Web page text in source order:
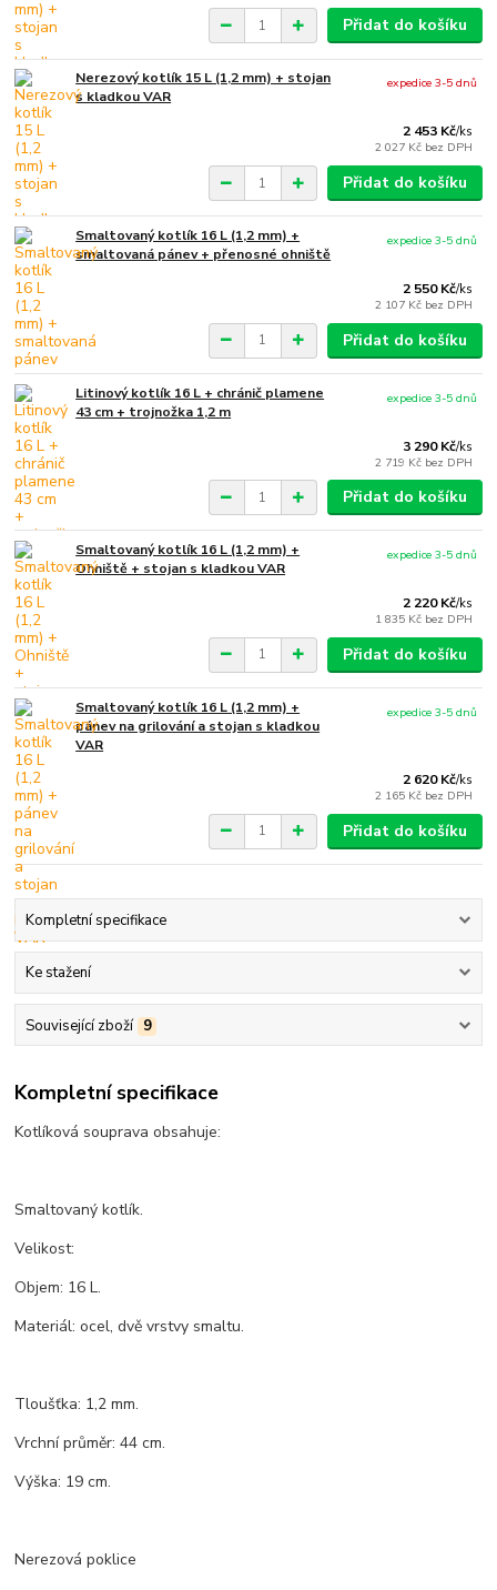
Přidat do košíku
Nerezový kotlík 15 L (1,2 mm) + stojan
s kladkou VAR
2 453 Kč/ks
2 027 Kč bez DPH
expedice 3-5 dnů
Přidat do košíku
Smaltovaný kotlík 16 L (1,2 mm) +
smaltovaná pánev + přenosné ohniště
2 550 Kč/ks
2 107 Kč bez DPH
expedice 3-5 dnů
Přidat do košíku
Litinový kotlík 16 L + chránič plamene
43 cm + trojnožka 1,2 m
3 290 Kč/ks
2 719 Kč bez DPH
expedice 3-5 dnů
Přidat do košíku
Smaltovaný kotlík 16 L (1,2 mm) +
Ohniště + stojan s kladkou VAR
2 220 Kč/ks
1 835 Kč bez DPH
expedice 3-5 dnů
Přidat do košíku
Smaltovaný kotlík 16 L (1,2 mm) +
pánev na grilování a stojan s kladkou
VAR
2 620 Kč/ks
2 165 Kč bez DPH
expedice 3-5 dnů
Přidat do košíku
Kompletní specifikace
Ke stažení
Související zboží 9
Kompletní specifikace
Kotlíková souprava obsahuje:
Smaltovaný kotlík.
Velikost:
Objem: 16 L.
Materiál: ocel, dvě vrstvy smaltu.
Tloušťka: 1,2 mm.
Vrchní průměr: 44 cm.
Výška: 19 cm.
Nerezová poklice